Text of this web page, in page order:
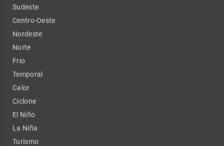
Sudeste
Centro-Oeste
Nordeste
Norte
Frio
Temporal
Calor
Ciclone
El Niño
La Niña
Turismo